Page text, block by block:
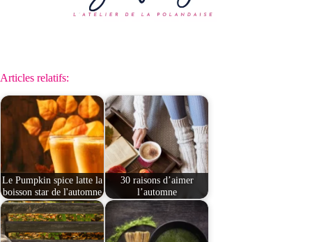
Articles relatifs:
Le Pumpkin spice latte la
boisson star de l'automne
30 raisons d’aimer
l’automne